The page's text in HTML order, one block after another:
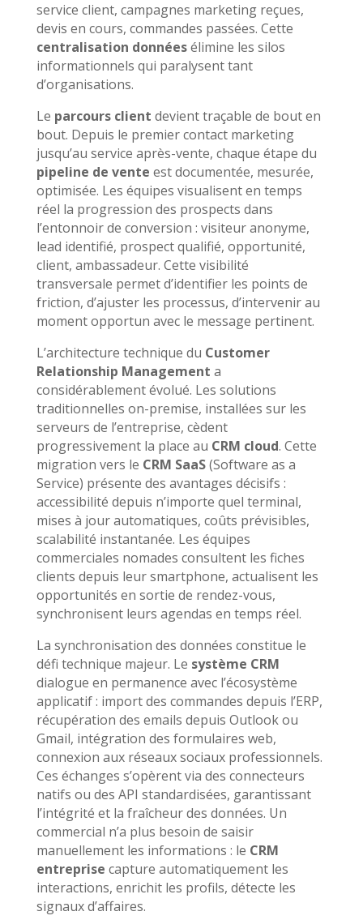
service client, campagnes marketing reçues,
devis en cours, commandes passées. Cette
centralisation donnéesélimine les silos
informationnels qui paralysent tant
d’organisations.
Le parcours client devient traçable de bout en
bout. Depuis le premier contact marketing
jusqu’au service après-vente, chaque étape du
pipeline de vente est documentée, mesurée,
optimisée. Les équipes visualisent en temps
réel la progression des prospects dans
l’entonnoir de conversion : visiteur anonyme,
lead identifié, prospect qualifié, opportunité,
client, ambassadeur. Cette visibilité
transversale permet d’identifier les points de
friction, d’ajuster les processus, d’intervenir au
moment opportun avec le message pertinent.
L’architecture technique du Customer
Relationship Management a
considérablement évolué. Les solutions
traditionnelles on-premise, installées sur les
serveurs de l’entreprise, cèdent
progressivement la place au CRM cloud. Cette
migration vers le CRM SaaS(Software as a
Service) présente des avantages décisifs :
accessibilité depuis n’importe quel terminal,
mises à jour automatiques, coûts prévisibles,
scalabilité instantanée. Les équipes
commerciales nomades consultent les fiches
clients depuis leur smartphone, actualisent les
opportunités en sortie de rendez-vous,
synchronisent leurs agendas en temps réel.
La synchronisation des données constitue le
défi technique majeur. Le système CRM
dialogue en permanence avec l’écosystème
applicatif : import des commandes depuis l’ERP,
récupération des emails depuis Outlook ou
Gmail, intégration des formulaires web,
connexion aux réseaux sociaux professionnels.
Ces échanges s’opèrent via des connecteurs
natifs ou des API standardisées, garantissant
l’intégrité et la fraîcheur des données. Un
commercial n’a plus besoin de saisir
manuellement les informations : le CRM
entreprise capture automatiquement les
interactions, enrichit les profils, détecte les
signaux d’affaires.